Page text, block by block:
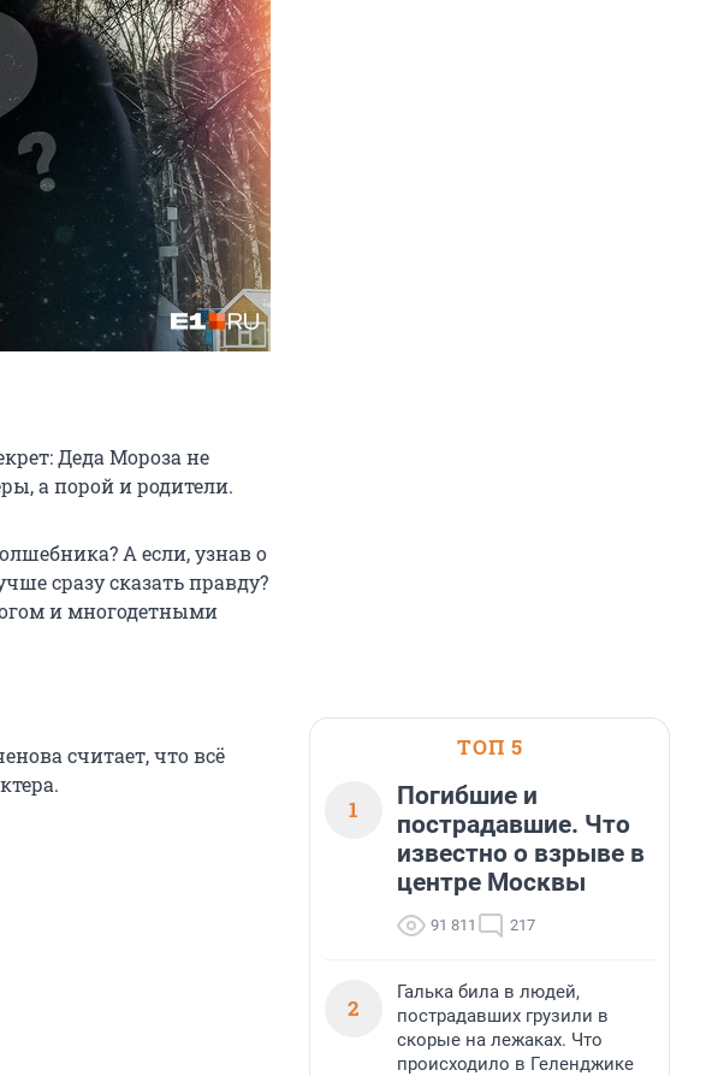
Деда Мороза не
а порой и родители.
А если, узнав о
сразу сказать правду?
и многодетными
считает, что всё
ТОП 5
1
Погибшие и
пострадавшие. Что
известно о взрыве в
центре Москвы
91 811 217
2
Галька била в людей,
пострадавших грузили в
скорые на лежаках. Что
происходило в Геленджике